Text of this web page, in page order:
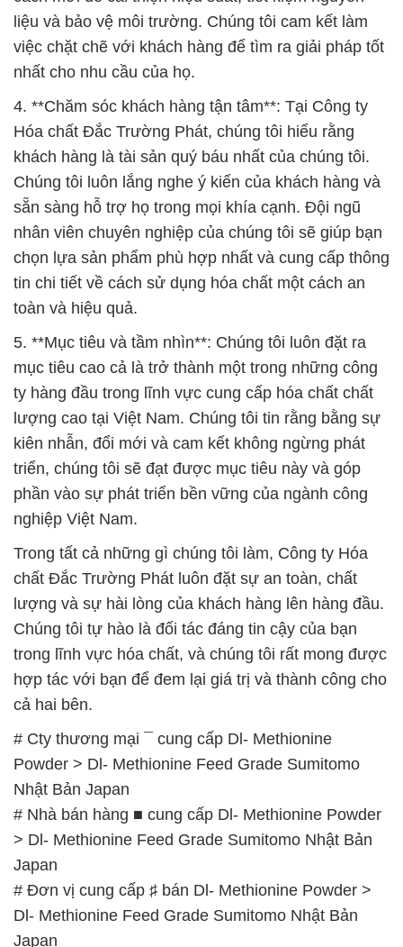
5. **Mục tiêu và tầm nhìn**: Chúng tôi luôn đặt ra
mục tiêu cao cả là trở thành một trong những công
ty hàng đầu trong lĩnh vực cung cấp hóa chất chất
lượng cao tại Việt Nam. Chúng tôi tin rằng bằng sự
kiên nhẫn, đổi mới và cam kết không ngừng phát
triển, chúng tôi sẽ đạt được mục tiêu này và góp
phần vào sự phát triển bền vững của ngành công
nghiệp Việt Nam.
Trong tất cả những gì chúng tôi làm, Công ty Hóa
chất Đắc Trường Phát luôn đặt sự an toàn, chất
lượng và sự hài lòng của khách hàng lên hàng đầu.
Chúng tôi tự hào là đối tác đáng tin cậy của bạn
trong lĩnh vực hóa chất, và chúng tôi rất mong được
hợp tác với bạn để đem lại giá trị và thành công cho
cả hai bên.
# Cty thương mại ¯ cung cấp Dl- Methionine
Powder > Dl- Methionine Feed Grade Sumitomo
Nhật Bản Japan
# Nhà bán hàng ■ cung cấp Dl- Methionine Powder
> Dl- Methionine Feed Grade Sumitomo Nhật Bản
Japan
# Đơn vị cung cấp ♯ bán Dl- Methionine Powder >
Dl- Methionine Feed Grade Sumitomo Nhật Bản
Japan
# Nơi chuyên thương mại = bán Dl- Methionine
Powder > Dl- Methionine Feed Grade Sumitomo
Nhật Bản Japan
# Địa chỉ phân phối ▲ cung ứng Dl- Methionine
Powder > Dl- Methionine Feed Grade Sumitomo
Nhật Bản Japan
# Đơn vị chuyên thương mại ∩ cung cấp Dl-
Methionine Powder > Dl- Methionine Feed Grade
Sumitomo Nhật Bản Japan
# Cung cấp ═ kinh doanh Dl- Methionine Powder >
Dl- Methionine Feed Grade Sumitomo Nhật Bản
Japan
# Nhà phân phối ¬ bán Dl- Methionine Powder > Dl-